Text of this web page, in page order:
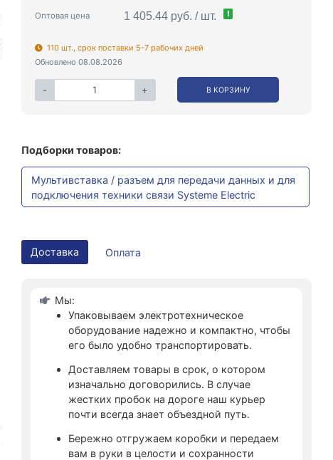
Оптовая цена 1 405.44 руб. / шт. !
110 шт., срок поставки 5-7 рабочих дней
Обновлено 08.08.2026
- + В КОРЗИНУ
Подборки товаров:
Мультивставка / разъем для передачи данных и для
подключения техники связи Systeme Electric
Доставка Оплата
Мы:
Упаковываем электротехническое
оборудование надежно и компактно, чтобы
его было удобно транспортировать.
Доставляем товары в срок, о котором
изначально договорились. В случае
жестких пробок на дороге наш курьер
почти всегда знает объездной путь.
Бережно отгружаем коробки и передаем
вам в руки в целости и сохранности